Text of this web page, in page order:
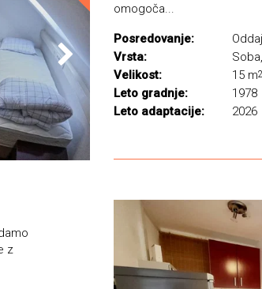
omogoča...
Posredovanje:
Vrsta:
Velikost:
15 m2
Leto gradnje:
1978
Leto adaptacije:
2026
z